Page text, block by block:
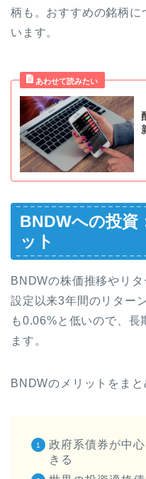
柄も。おすすめの銘柄に
います。
BNDWへの投資
ット
BNDWの株価推移やリタ
設定以来3年間のリター
も0.06%と低いので、
ます。
BNDWのメリットをまと
政府系債券が中
きる